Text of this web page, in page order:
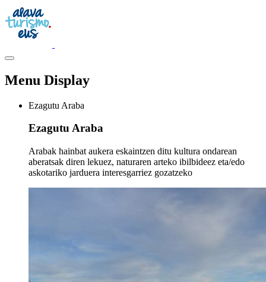
Menu Display
Ezagutu Araba
Ezagutu Araba
Arabak hainbat aukera eskaintzen ditu kultura ondarean
aberatsak diren lekuez, naturaren arteko ibilbideez eta/edo
askotariko jarduera interesgarriez gozatzeko